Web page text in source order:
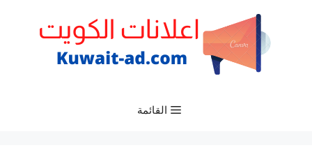
القائمة